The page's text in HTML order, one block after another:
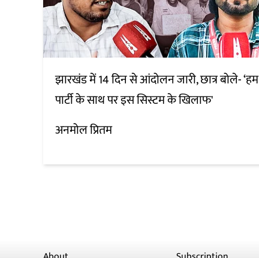
झारखंड में 14 दिन से आंदोलन जारी, छात्र बोले- ‘हम
पार्टी के साथ पर इस सिस्टम के खिलाफ'
अनमोल प्रितम